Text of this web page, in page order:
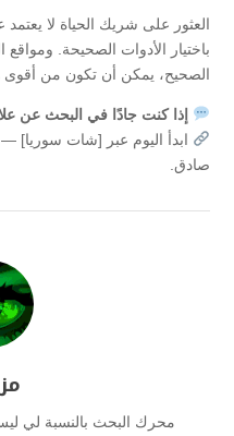
العثور على شريك الحياة لا
باختيار الأدوات الصحيحة.
الصحيح، يمكن أن تكون من أقوى
إذا كنت جادًا في البحث عن
ابدأ اليوم عبر [شات سوريا] —
صادق.
محرك البحث بالنسبة لي